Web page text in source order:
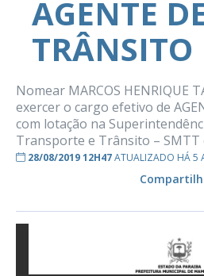
AGENTE
TRÂNSITO
Nomear MARCOS HENRIQUE
exercer o cargo efetivo de
com lotação na
Transporte e Trânsito – SMTT
28/08/2019 12H47ATUALIZADO HÁ 5